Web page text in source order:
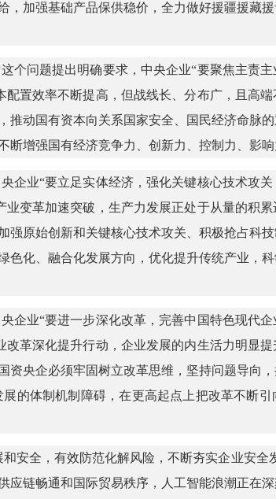
加强基础产品保供稳价，全力做好援疆援藏
问题提出明确要求，中央企业“要聚焦主责
置效率不断提高，但战线长、分布广，且高
动国有资本向关系国家安全、国民经济命脉
增强国有经济竞争力、创新力、控制力、影响
业“要立足实体经济，强化关键核心技术攻
变革加速突破，生产力发展正处于从量的积
原始创新和关键核心技术攻关、积极抢占科
化、融合化发展方向，优化提升传统产业，
业“要进一步深化改革，完善中国特色现代
革深化提升行动，企业发展的内生活力明显
央企必须牢固树立改革思维，坚持问题导向
的体制机制障碍，在更高起点上把改革不断
安全，有效防范化解风险，不断夯实企业安全
链畅通和国际贸易秩序，人工智能浪潮正在